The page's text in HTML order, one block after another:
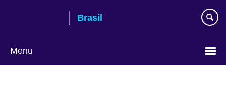
Brasil
Menu